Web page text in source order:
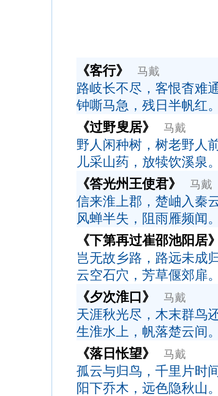
《客行》 马戴
路岐长不尽，客恨杳难
钟嘶马急，残日半帆红
《过野叟居》
马戴
野人闲种树，树老野人
儿采山药，放犊饮溪泉
《答光州王使君》
马戴
信来淮上郡，楚岫入秦
风蝉半失，阻雨雁频闻
《下第再过崔邵池阳居
岂无故乡路，路远未成
云空石穴，芳草偃郊扉
《夕次淮口》
马戴
天涯秋光尽，木末群鸟
生淮水上，帆落楚云间
《落日怅望》
马戴
孤云与归鸟，千里片时
阳下乔木，远色隐秋山